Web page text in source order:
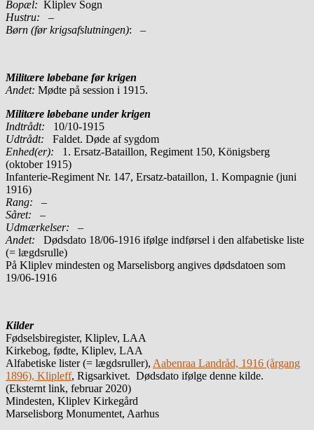
Bopæl: Kliplev Sogn
Hustru: –
Børn (før krigsafslutningen): –
Militære løbebane før krigen
Andet: Mødte på session i 1915.
Militære løbebane under krigen
Indtrådt: 10/10-1915
Udtrådt: Faldet. Døde af sygdom
Enhed(er):
1. Ersatz-Bataillon, Regiment 150, Königsberg
(oktober 1915)
Infanterie-Regiment Nr. 147, Ersatz-bataillon, 1. Kompagnie (juni
1916)
Rang:
–
Såret: –
Udmærkelser: –
Andet: Dødsdato 18/06-1916 ifølge indførsel i den alfabetiske liste
(= lægdsrulle)
På Kliplev mindesten og Marselisborg angives dødsdatoen som
19/06-1916
Kilder
Fødselsbiregister, Kliplev, LAA
Kirkebog, fødte, Kliplev, LAA
Alfabetiske lister (= lægdsruller), Aabenraa Landråd, 1916 (årgang
1896), Klipleff, Rigsarkivet. Dødsdato ifølge denne kilde.
(Eksternt link, februar 2020)
Mindesten, Kliplev Kirkegård
Marselisborg Monumentet, Aarhus